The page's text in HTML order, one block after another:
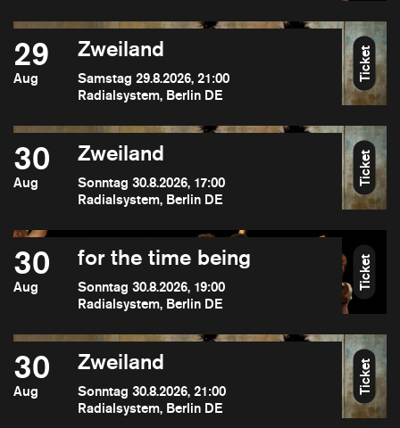
29
Aug
Zweiland
Samstag 29.8.2026, 21:00
Radialsystem, Berlin DE
Ticket
30
Aug
Zweiland
Sonntag 30.8.2026, 17:00
Radialsystem, Berlin DE
Ticket
30
Aug
for the time being
Sonntag 30.8.2026, 19:00
Radialsystem, Berlin DE
Ticket
30
Aug
Zweiland
Sonntag 30.8.2026, 21:00
Radialsystem, Berlin DE
Ticket